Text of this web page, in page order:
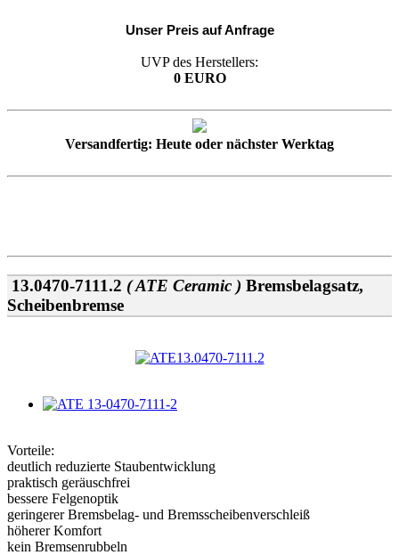
Unser Preis auf Anfrage
UVP des Herstellers:
0 EURO
Versandfertig: Heute oder nächster Werktag
13.0470-7111.2 ( ATE Ceramic ) Bremsbelagsatz,
Scheibenbremse
Vorteile:
deutlich reduzierte Staubentwicklung
praktisch geräuschfrei
bessere Felgenoptik
geringerer Bremsbelag- und Bremsscheibenverschleiß
höherer Komfort
kein Bremsenrubbeln